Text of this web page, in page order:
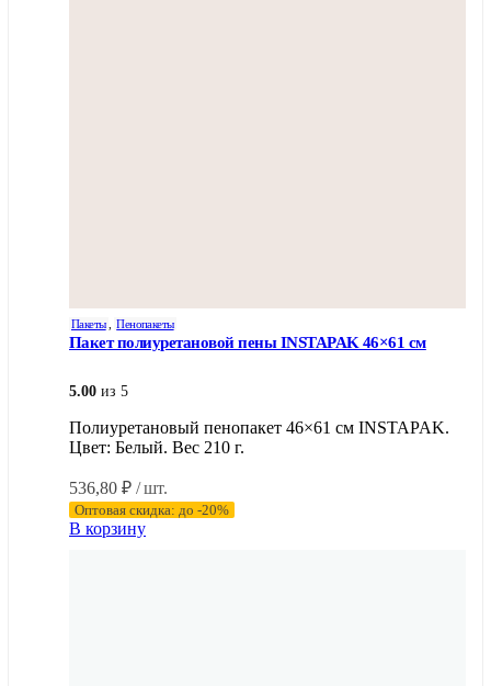
Пакеты, Пенопакеты
Пакет полиуретановой пены INSTAPAK 46×61 см
5.00 из 5
Полиуретановый пенопакет 46×61 см INSTAPAK.
Цвет: Белый. Вес 210 г.
536,80 ₽ / шт.
Оптовая скидка: до -20%
В корзину